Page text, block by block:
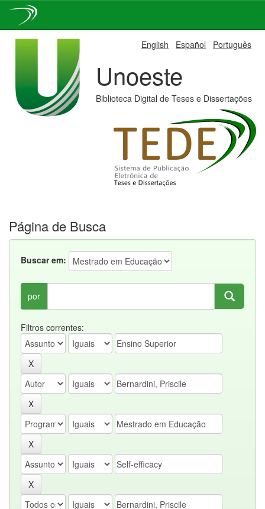
English Español Português
Unoeste
Biblioteca Digital de Teses e Dissertações
Página de Busca
Buscar em:
por
Filtros correntes: